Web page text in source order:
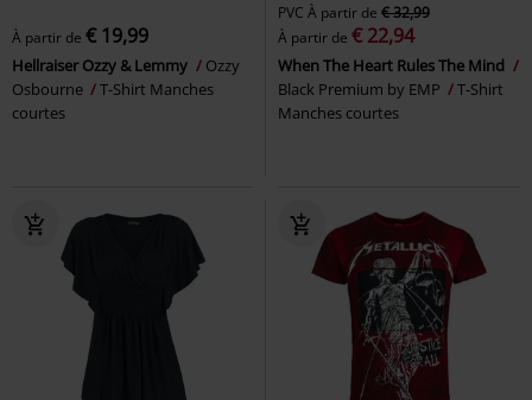
À partir de € 19,99
Hellraiser Ozzy & Lemmy
Ozzy
Osbourne
T-Shirt Manches
courtes
PVC À partir de € 32,99
À partir de € 22,94
When The Heart Rules The Mind
Black Premium by EMP
T-Shirt
Manches courtes